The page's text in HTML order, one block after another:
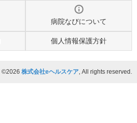
病院なびについて
個人情報保護方針
©2026 株式会社eヘルスケア, All rights reserved.